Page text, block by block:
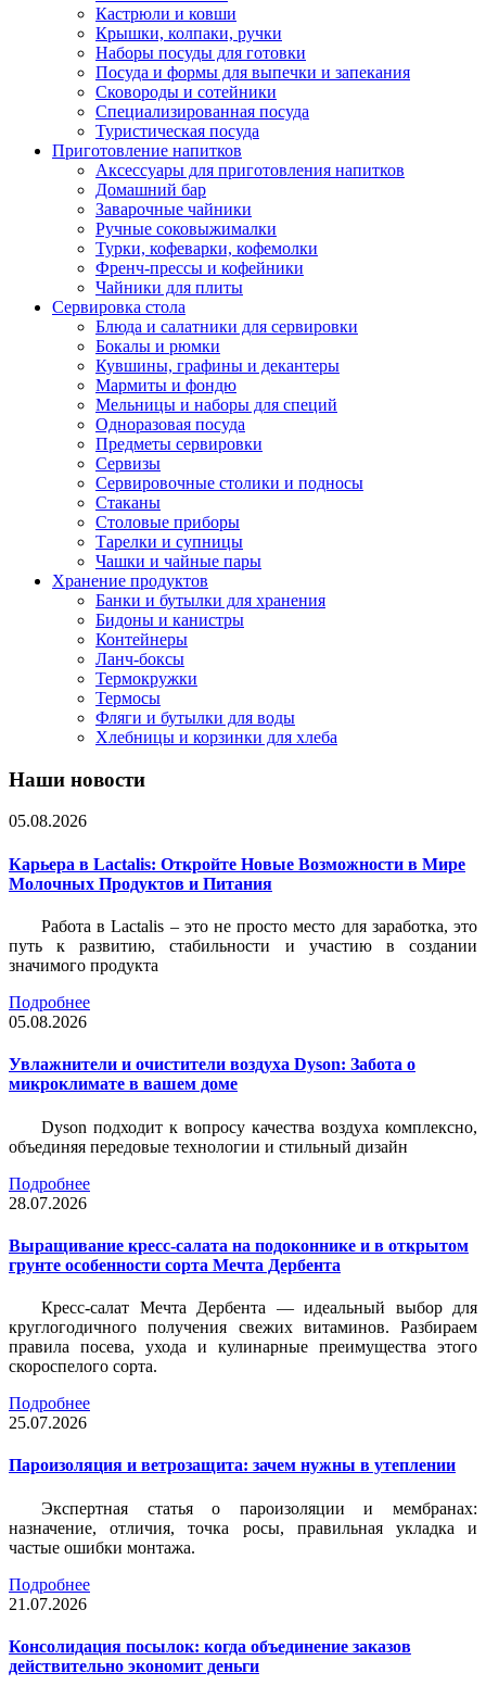
Кастрюли и ковши
Крышки, колпаки, ручки
Наборы посуды для готовки
Посуда и формы для выпечки и запекания
Сковороды и сотейники
Специализированная посуда
Туристическая посуда
Приготовление напитков
Аксессуары для приготовления напитков
Домашний бар
Заварочные чайники
Ручные соковыжималки
Турки, кофеварки, кофемолки
Френч-прессы и кофейники
Чайники для плиты
Сервировка стола
Блюда и салатники для сервировки
Бокалы и рюмки
Кувшины, графины и декантеры
Мармиты и фондю
Мельницы и наборы для специй
Одноразовая посуда
Предметы сервировки
Сервизы
Сервировочные столики и подносы
Стаканы
Столовые приборы
Тарелки и супницы
Чашки и чайные пары
Хранение продуктов
Банки и бутылки для хранения
Бидоны и канистры
Контейнеры
Ланч-боксы
Термокружки
Термосы
Фляги и бутылки для воды
Хлебницы и корзинки для хлеба
Наши новости
05.08.2026
Карьера в Lactalis: Откройте Новые Возможности в Мире
Молочных Продуктов и Питания
Работа в Lactalis – это не просто место для заработка, это
путь к развитию, стабильности и участию в создании
значимого продукта
Подробнее
05.08.2026
Увлажнители и очистители воздуха Dyson: Забота о
микроклимате в вашем доме
Dyson подходит к вопросу качества воздуха комплексно,
объединяя передовые технологии и стильный дизайн
Подробнее
28.07.2026
Выращивание кресс-салата на подоконнике и в открытом
грунте особенности сорта Мечта Дербента
Кресс-салат Мечта Дербента — идеальный выбор для
круглогодичного получения свежих витаминов. Разбираем
правила посева, ухода и кулинарные преимущества этого
скороспелого сорта.
Подробнее
25.07.2026
Пароизоляция и ветрозащита: зачем нужны в утеплении
Экспертная статья о пароизоляции и мембранах:
назначение, отличия, точка росы, правильная укладка и
частые ошибки монтажа.
Подробнее
21.07.2026
Консолидация посылок: когда объединение заказов
действительно экономит деньги